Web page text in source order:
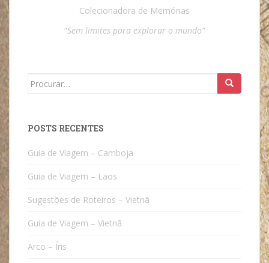
Colecionadora de Memórias
“Sem limites para explorar o mundo”
Search
POSTS RECENTES
Guia de Viagem – Camboja
Guia de Viagem – Laos
Sugestões de Roteiros – Vietnã
Guia de Viagem – Vietnã
Arco – Íris